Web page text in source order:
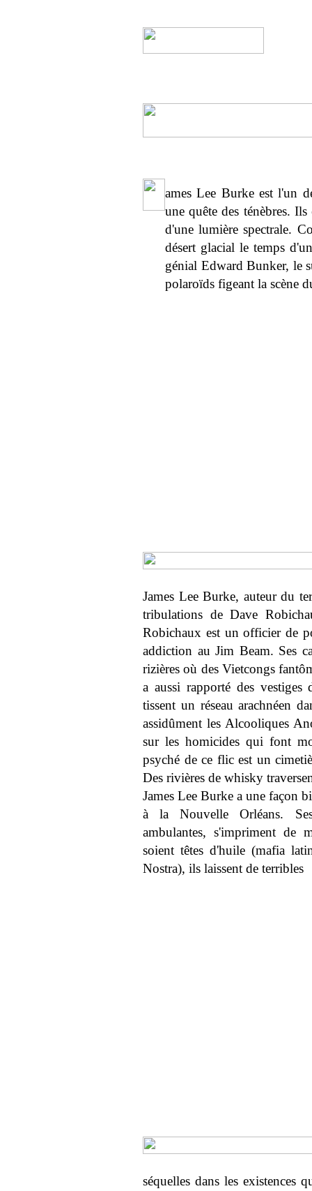
ames Lee Burke est l'un
une quête des ténèbres.
d'une lumière spectrale.
désert glacial le temps
génial Edward Bunker, le
polaroïds figeant la scène
James Lee Burke, auteur du
tribulations de Dave
Robichaux est un officier de
addiction au Jim Beam. Ses
rizières où des Vietcongs
a aussi rapporté des
tissent un réseau arachnéen
assidûment les Alcooliques
sur les homicides qui font
psyché de ce flic est un
Des rivières de whisky
James Lee Burke a une façon
à la Nouvelle Orléans.
ambulantes, s'impriment de
soient têtes d'huile (mafia
Nostra), ils laissent de terribles
séquelles dans les existences